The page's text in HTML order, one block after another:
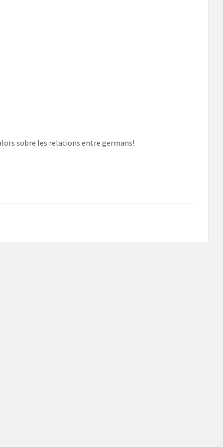
sobre les relacions entre germans!